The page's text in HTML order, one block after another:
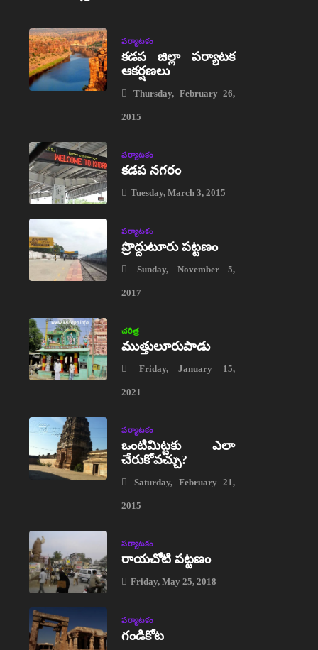
పర్యాటకం
కడప జిల్లా పర్యాటక
ఆకర్షణలు
Thursday, February 26,
2015
పర్యాటకం
కడప నగరం
Tuesday, March 3, 2015
పర్యాటకం
ప్రొద్దుటూరు పట్టణం
Sunday, November 5,
2017
చరిత్ర
ముత్తులూరుపాడు
Friday, January 15,
2021
పర్యాటకం
ఒంటిమిట్టకు ఎలా
చేరుకోవచ్చు?
Saturday, February 21,
2015
పర్యాటకం
రాయచోటి పట్టణం
Friday, May 25, 2018
పర్యాటకం
గండికోట